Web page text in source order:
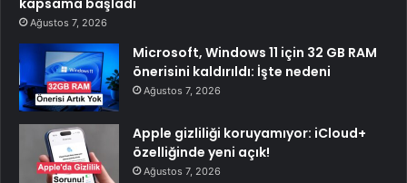
kapsama başladı
Ağustos 7, 2026
Microsoft, Windows 11 için 32 GB RAM
önerisini kaldırıldı: İşte nedeni
Ağustos 7, 2026
Apple gizliliği koruyamıyor: iCloud+
özelliğinde yeni açık!
Ağustos 7, 2026